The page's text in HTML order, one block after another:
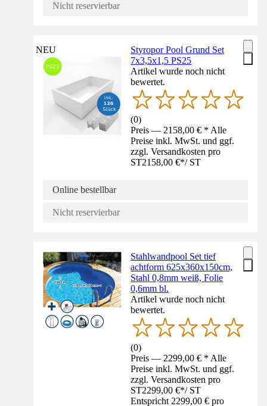
Nicht reservierbar
NEU
Styropor Pool Grund Set
7x3,5x1,5 PS25
Artikel wurde noch nicht
bewertet.
(0)
Preis — 2158,00 € * Alle
Preise inkl. MwSt. und ggf.
zzgl. Versandkosten pro
ST2158,00 €*/ ST
Online bestellbar
Nicht reservierbar
Stahlwandpool Set tief
achtform 625x360x150cm,
Stahl 0,8mm weiß, Folie
0,6mm bl.
Artikel wurde noch nicht
bewertet.
(0)
Preis — 2299,00 € * Alle
Preise inkl. MwSt. und ggf.
zzgl. Versandkosten pro
ST2299,00 €*/ ST
Entspricht 2299,00 € pro